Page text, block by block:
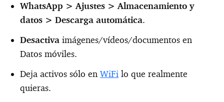
WhatsApp > Ajustes > Almacenamiento y
datos > Descarga automática.
Desactiva imágenes/vídeos/documentos en
Datos móviles.
Deja activos sólo en WiFi lo que realmente
quieras.